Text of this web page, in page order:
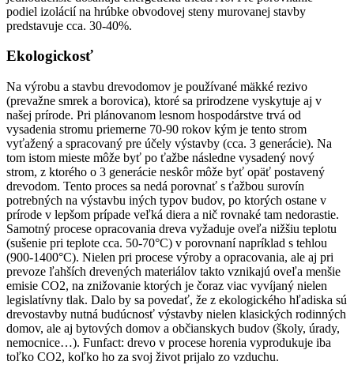
podiel izolácií na hrúbke obvodovej steny murovanej stavby
predstavuje cca. 30-40%.
Ekologickosť
Na výrobu a stavbu drevodomov je používané mäkké rezivo
(prevažne smrek a borovica), ktoré sa prirodzene vyskytuje aj v
našej prírode. Pri plánovanom lesnom hospodárstve trvá od
vysadenia stromu priemerne 70-90 rokov kým je tento strom
vyťažený a spracovaný pre účely výstavby (cca. 3 generácie). Na
tom istom mieste môže byť po ťažbe následne vysadený nový
strom, z ktorého o 3 generácie neskôr môže byť opäť postavený
drevodom. Tento proces sa nedá porovnať s ťažbou surovín
potrebných na výstavbu iných typov budov, po ktorých ostane v
prírode v lepšom prípade veľká diera a nič rovnaké tam nedorastie.
Samotný procese opracovania dreva vyžaduje oveľa nižšiu teplotu
(sušenie pri teplote cca. 50-70°C) v porovnaní napríklad s tehlou
(900-1400°C). Nielen pri procese výroby a opracovania, ale aj pri
prevoze ľahších drevených materiálov takto vznikajú oveľa menšie
emisie CO2, na znižovanie ktorých je čoraz viac vyvíjaný nielen
legislatívny tlak. Dalo by sa povedať, že z ekologického hľadiska sú
drevostavby nutná budúcnosť výstavby nielen klasických rodinných
domov, ale aj bytových domov a občianskych budov (školy, úrady,
nemocnice…). Funfact: drevo v procese horenia vyprodukuje iba
toľko CO2, koľko ho za svoj život prijalo zo vzduchu.